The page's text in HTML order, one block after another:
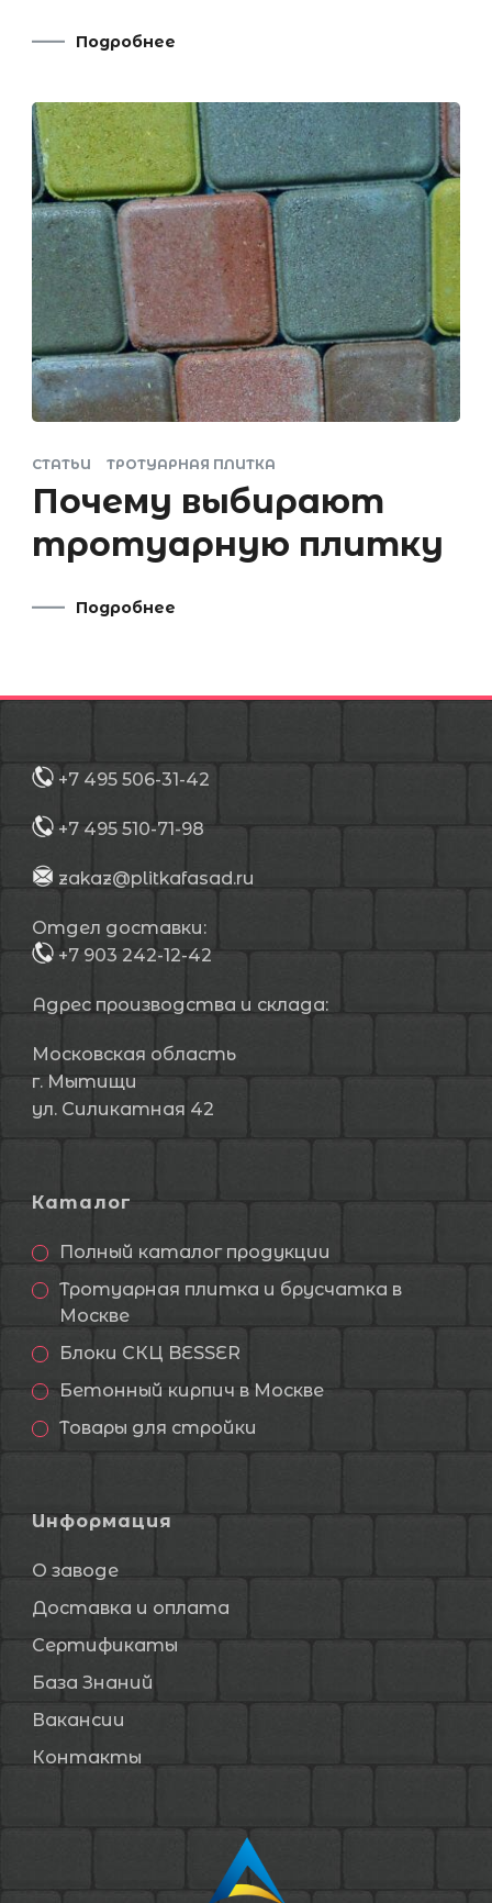
Подробнее
СТАТЬИ ТРОТУАРНАЯ ПЛИТКА
Почему выбирают
тротуарную плитку
Подробнее
+7 495 506-31-42
+7 495 510-71-98
zakaz@plitkafasad.ru
Отдел доставки:
+7 903 242-12-42
Адрес производства и склада:
Московская область
г. Мытищи
ул. Силикатная 42
Каталог
Полный каталог продукции
Тротуарная плитка и брусчатка в
Москве
Блоки СКЦ BESSER
Бетонный кирпич в Москве
Товары для стройки
Информация
О заводе
Доставка и оплата
Сертификаты
База Знаний
Вакансии
Контакты